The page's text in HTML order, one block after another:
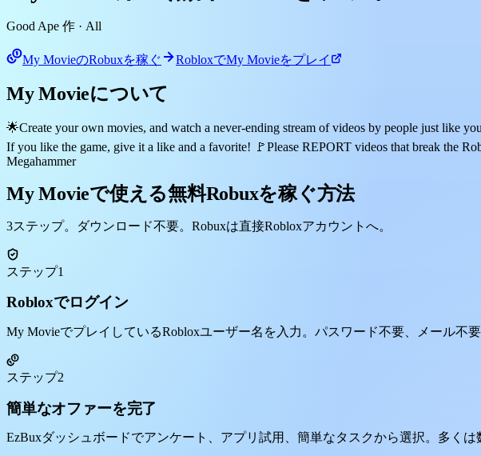
Good Ape 作 · All
My MovieのRobuxを稼ぐ RobloxでMy Movieをプレイ
My Movieについて
🌟Create your own movies, and watch a never-ending stream of videos by people just like
If you like the game, give it a like and a favorite! 🚩Please REPORT videos that break the
Megahammer
My Movieで使える無料Robuxを稼ぐ方法
3ステップ。ダウンロード不要。Robuxは直接Robloxアカウントへ。
ステップ1
Robloxでログイン
My MovieでプレイしているRobloxユーザー名を入力。パスワード不要、メール不
ステップ2
簡単なオファーを完了
EzBuxダッシュボードでアンケート、アプリ試用、簡単なタスクから選択。多くは